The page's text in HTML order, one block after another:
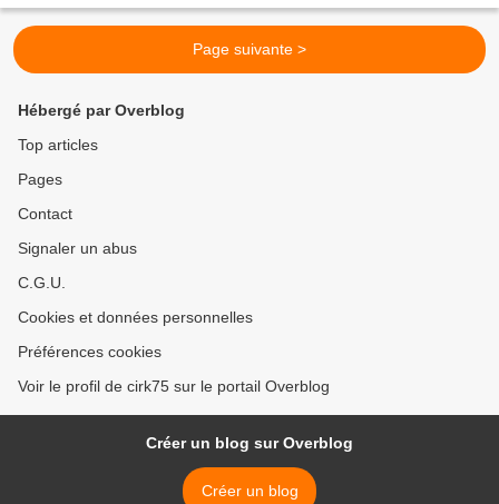
Page suivante >
Hébergé par Overblog
Top articles
Pages
Contact
Signaler un abus
C.G.U.
Cookies et données personnelles
Préférences cookies
Voir le profil de cirk75 sur le portail Overblog
Créer un blog sur Overblog
Créer un blog